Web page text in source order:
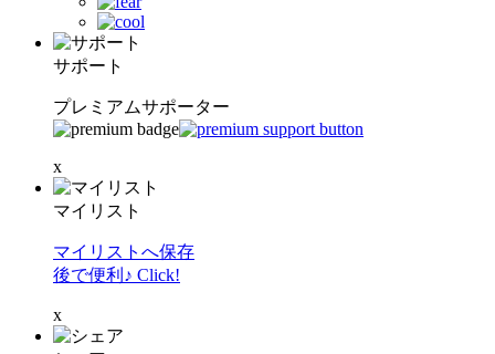
サポート
プレミアムサポーター
x
マイリスト
マイリストへ保存
後で便利♪ Click!
x